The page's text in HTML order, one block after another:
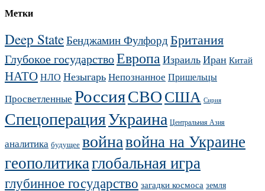
Метки
Deep StateБенджамин Фулфорд Британия
Глубокое государствоЕвропаИзраильИран Китай
НАТОНЛО НезыгарьНепознанное Пришельцы
Просветленные РоссияСВОСША Сирия
СпецоперацияУкраина Центральная Азия
аналитика будущее войнавойна на Украине
геополитикаглобальная игра
глубинное государство загадки космоса земля